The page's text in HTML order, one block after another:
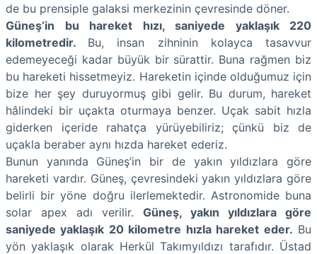
de bu prensiple galaksi merkezinin çevresinde döner.
Güneş’in bu hareket hızı, saniyede yaklaşık 220
kilometredir. Bu, insan zihninin kolayca tasavvur
edemeyeceği kadar büyük bir sürattir. Buna rağmen biz
bu hareketi hissetmeyiz. Hareketin içinde olduğumuz için
bize her şey duruyormuş gibi gelir. Bu durum, hareket
hâlindeki bir uçakta oturmaya benzer. Uçak sabit hızla
giderken içeride rahatça yürüyebiliriz; çünkü biz de
uçakla beraber aynı hızda hareket ederiz.
Bunun yanında Güneş’in bir de yakın yıldızlara göre
hareketi vardır. Güneş, çevresindeki yakın yıldızlara göre
belirli bir yöne doğru ilerlemektedir. Astronomide buna
solar apex adı verilir. Güneş, yakın yıldızlara göre
saniyede yaklaşık 20 kilometre hızla hareket eder. Bu
yön yaklaşık olarak Herkül Takımyıldızı tarafıdır. Üstad